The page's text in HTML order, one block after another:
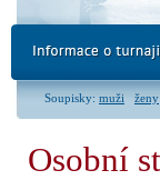
Soupisky: muži ženy
Osobní